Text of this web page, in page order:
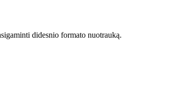
didesnio formato nuotrauką.